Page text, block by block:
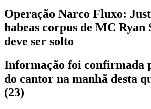
Operação Narco Fluxo:
habeas corpus de MC Ryan
deve ser solto
Informação foi confirmada
do cantor na manhã desta
(23)